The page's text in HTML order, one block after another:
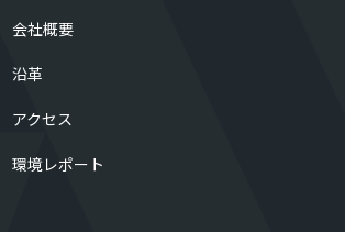
会社概要
沿革
アクセス
環境レポート